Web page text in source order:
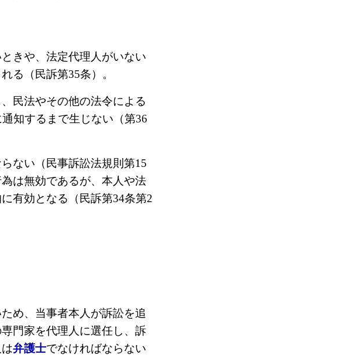
きや、法定代理人がいない
る（民訴第35条）。
民法やその他の法令による
知するまで生じない（第36
ない（民事訴訟法規則第15
は無効であるが、本人や法
有効となる（民訴第34条第2
め、当事者本人が訴訟を追
門家を代理人に選任し、訴
弁護士でなければならない